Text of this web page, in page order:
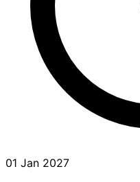
01 Jan 2027